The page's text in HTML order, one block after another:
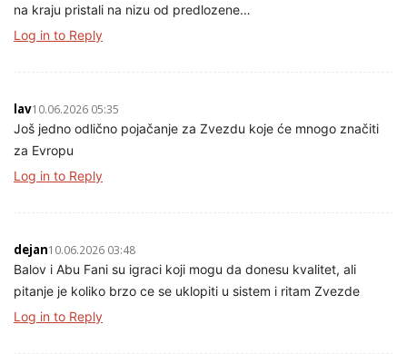
na kraju pristali na nizu od predlozene…
Log in to Reply
lav10.06.2026 05:35
Još jedno odlično pojačanje za Zvezdu koje će mnogo značiti
za Evropu
Log in to Reply
dejan10.06.2026 03:48
Balov i Abu Fani su igraci koji mogu da donesu kvalitet, ali
pitanje je koliko brzo ce se uklopiti u sistem i ritam Zvezde
Log in to Reply